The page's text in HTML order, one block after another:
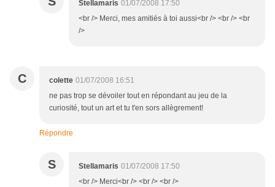
Stellamaris 01/07/2008 17:50
<br /> Merci, mes amitiés à toi aussi<br /> <br /> <br
/>
C colette 01/07/2008 16:51
ne pas trop se dévoiler tout en répondant au jeu de la
curiosité, tout un art et tu t'en sors allègrement!
Répondre
S Stellamaris 01/07/2008 17:50
<br /> Merci<br /> <br /> <br />